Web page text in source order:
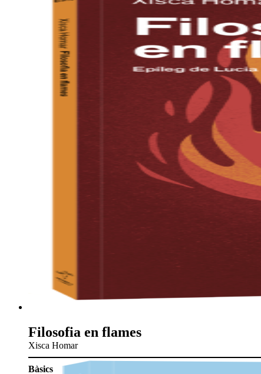
Filosofia en flames
Xisca Homar
Bàsics